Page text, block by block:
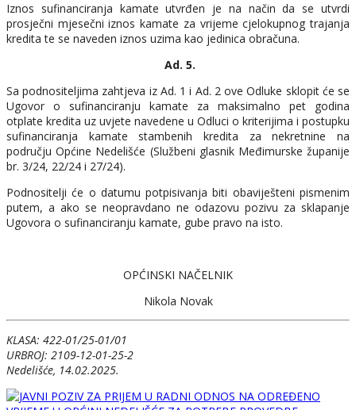
Iznos sufinanciranja kamate utvrđen je na način da se utvrdi
prosječni mjesečni iznos kamate za vrijeme cjelokupnog trajanja
kredita te se naveden iznos uzima kao jedinica obračuna.
Ad. 5.
Sa podnositeljima zahtjeva iz Ad. 1 i Ad. 2 ove Odluke sklopit će se
Ugovor o sufinanciranju kamate za maksimalno pet godina
otplate kredita uz uvjete navedene u Odluci o kriterijima i postupku
sufinanciranja kamate stambenih kredita za nekretnine na
području Općine Nedelišće (Službeni glasnik Međimurske županije
br. 3/24, 22/24 i 27/24).
Podnositelji će o datumu potpisivanja biti obaviješteni pismenim
putem, a ako se neopravdano ne odazovu pozivu za sklapanje
Ugovora o sufinanciranju kamate, gube pravo na isto.
OPĆINSKI NAČELNIK
Nikola Novak
KLASA: 422-01/25-01/01
URBROJ: 2109-12-01-25-2
Nedelišće, 14.02.2025.